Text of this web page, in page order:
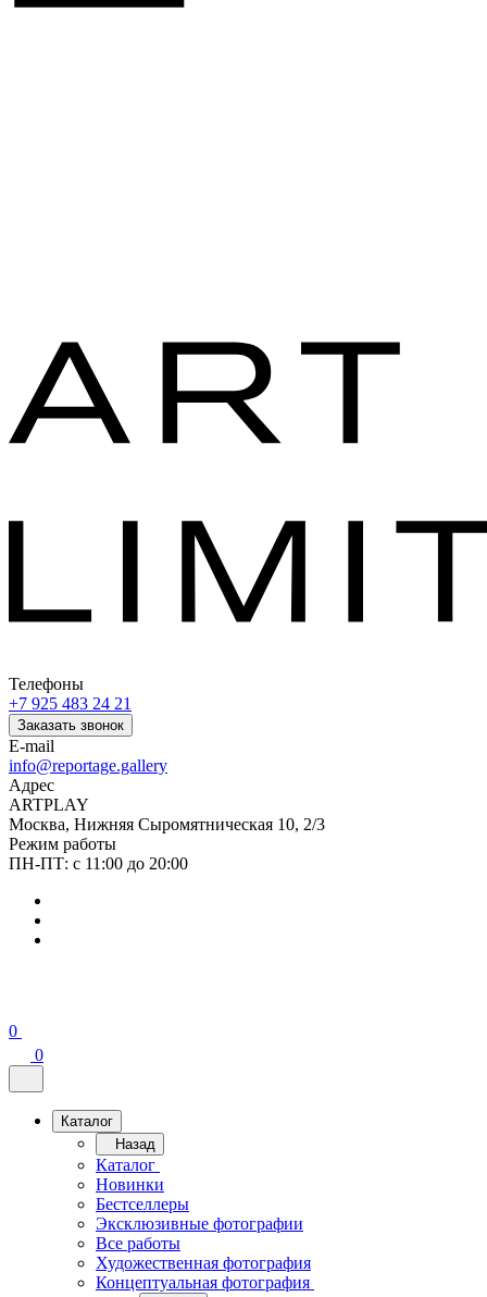
Телефоны
+7 925 483 24 21
Заказать звонок
E-mail
info@reportage.gallery
Адрес
ARTPLAY
Москва, Нижняя Сыромятническая 10, 2/3
Режим работы
ПН-ПТ: с 11:00 до 20:00
0
0
Каталог
Назад
Каталог
Новинки
Бестселлеры
Эксклюзивные фотографии
Все работы
Художественная фотография
Концептуальная фотография